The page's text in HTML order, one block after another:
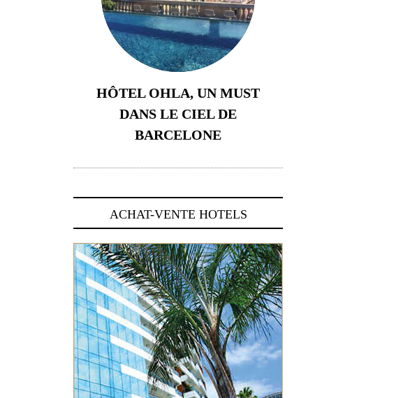
HÔTEL OHLA, UN MUST
DANS LE CIEL DE
BARCELONE
ACHAT-VENTE HOTELS